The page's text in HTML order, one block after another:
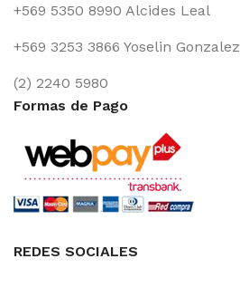
+569 5350 8990 Alcides Leal
+569 3253 3866 Yoselin Gonzalez
(2) 2240 5980
Formas de Pago
REDES SOCIALES